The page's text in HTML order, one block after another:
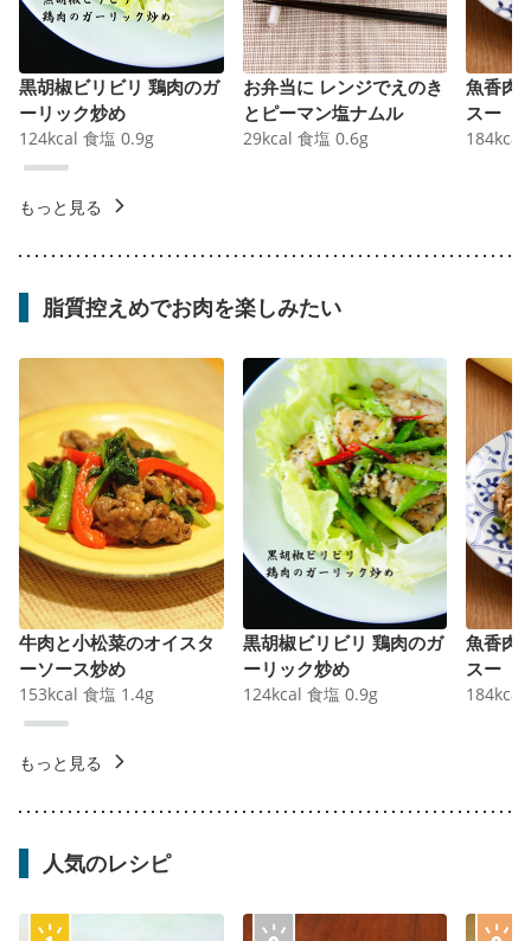
黒胡椒ビリビリ 鶏肉のガ
ーリック炒め
124kcal 食塩 0.9g
お弁当に レンジでえのき
とピーマン塩ナムル
29kcal 食塩 0.6g
魚香肉
スー
184kcal
もっと見る
脂質控えめでお肉を楽しみたい
牛肉と小松菜のオイスタ
ーソース炒め
153kcal 食塩 1.4g
黒胡椒ビリビリ 鶏肉のガ
ーリック炒め
124kcal 食塩 0.9g
魚香肉
スー
184kcal
もっと見る
人気のレシピ